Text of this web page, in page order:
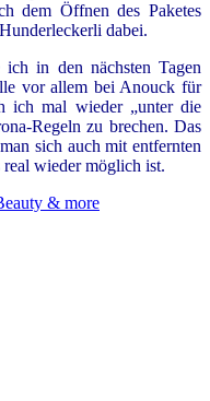
dem Öffnen des Paketes
dabei.
in den nächsten Tagen
vor allem bei Anouck für
ich mal wieder „unter die
Regeln zu brechen. Das
sich auch mit entfernten
wieder möglich ist.